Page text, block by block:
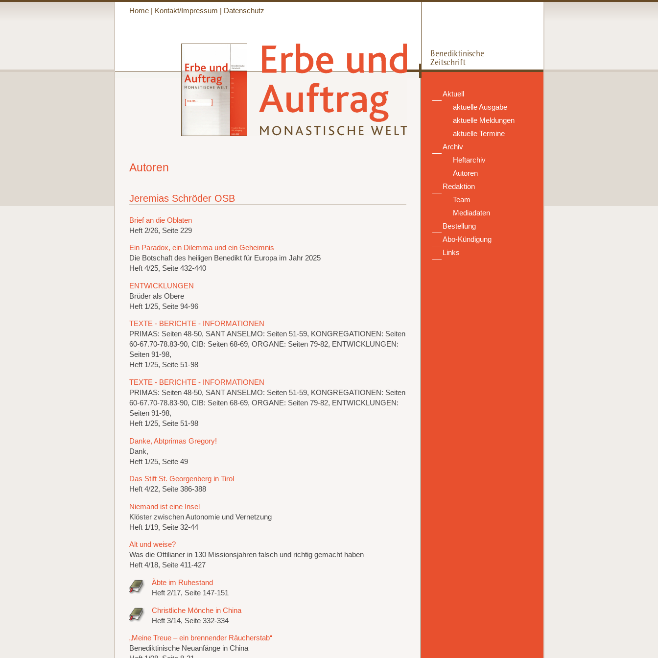
Home| Kontakt/Impressum Datenschutz
Aktuell
aktuelle Ausgabe
aktuelle Meldungen
aktuelle Termine
Archiv
Heftarchiv
Autoren
Redaktion
Team
Mediadaten
Bestellung
Abo-Kündigung
Links
Autoren
Jeremias Schröder OSB
Brief an die Oblaten
Heft 2/26, Seite 229
Ein Paradox, ein Dilemma und ein Geheimnis
Die Botschaft des heiligen Benedikt für Europa im Jahr 2025
Heft 4/25, Seite 432-440
ENTWICKLUNGEN
Brüder als Obere
Heft 1/25, Seite 94-96
TEXTE - BERICHTE - INFORMATIONEN
PRIMAS: Seiten 48-50, SANT ANSELMO: Seiten 51-59, KONGREGATIONEN: Seiten
60-67.70-78.83-90, CIB: Seiten 68-69, ORGANE: Seiten 79-82, ENTWICKLUNGEN:
Seiten 91-98,
Heft 1/25, Seite 51-98
TEXTE - BERICHTE - INFORMATIONEN
PRIMAS: Seiten 48-50, SANT ANSELMO: Seiten 51-59, KONGREGATIONEN: Seiten
60-67.70-78.83-90, CIB: Seiten 68-69, ORGANE: Seiten 79-82, ENTWICKLUNGEN:
Seiten 91-98,
Heft 1/25, Seite 51-98
Danke, Abtprimas Gregory!
Dank,
Heft 1/25, Seite 49
Das Stift St. Georgenberg in Tirol
Heft 4/22, Seite 386-388
Niemand ist eine Insel
Klöster zwischen Autonomie und Vernetzung
Heft 1/19, Seite 32-44
Alt und weise?
Was die Ottilianer in 130 Missionsjahren falsch und richtig gemacht haben
Heft 4/18, Seite 411-427
Äbte im Ruhestand
Heft 2/17, Seite 147-151
Christliche Mönche in China
Heft 3/14, Seite 332-334
„Meine Treue – ein brennender Räucherstab“
Benediktinische Neuanfänge in China